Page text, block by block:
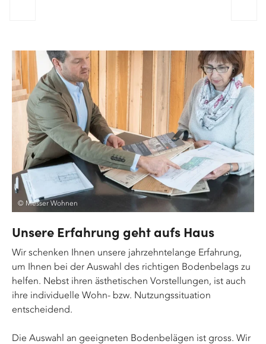
© Messer Wohnen
Unsere Erfahrung geht aufs Haus
Wir schenken Ihnen unsere jahrzehntelange Erfahrung,
um Ihnen bei der Auswahl des richtigen Bodenbelags zu
helfen. Nebst ihren ästhetischen Vorstellungen, ist auch
ihre individuelle Wohn- bzw. Nutzungssituation
entscheidend.
Die Auswahl an geeigneten Bodenbelägen ist gross. Wir